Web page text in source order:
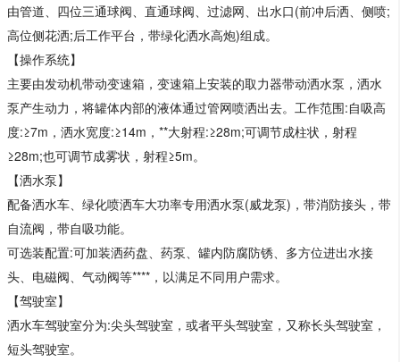
由管道、四位三通球阀、直通球阀、过滤网、出水口(前冲后洒、侧喷;
高位侧花洒;后工作平台，带绿化洒水高炮)组成。
【操作系统】
主要由发动机带动变速箱，变速箱上安装的取力器带动洒水泵，洒水
泵产生动力，将罐体内部的液体通过管网喷洒出去。工作范围:自吸高
度:≥7m，洒水宽度:≥14m，**大射程:≥28m;可调节成柱状，射程
≥28m;也可调节成雾状，射程≥5m。
【洒水泵】
配备洒水车、绿化喷洒车大功率专用洒水泵(威龙泵)，带消防接头，带
自流阀，带自吸功能。
可选装配置:可加装洒药盘、药泵、罐内防腐防锈、多方位进出水接
头、电磁阀、气动阀等****，以满足不同用户需求。
【驾驶室】
洒水车驾驶室分为:尖头驾驶室，或者平头驾驶室，又称长头驾驶室，
短头驾驶室。